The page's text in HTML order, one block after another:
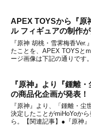
APEX TOYSから『原
ル フィギュアの制作が
『原神 胡桃・雪霁梅香
たことを、APEX TOYSと
ージ画像は下記の通りです
『原神』より『鍾離
の商品化企画が発表！
『原神』より、「鍾離・
決定したことがmiHoYoか
ら。【関連記事】●『原神